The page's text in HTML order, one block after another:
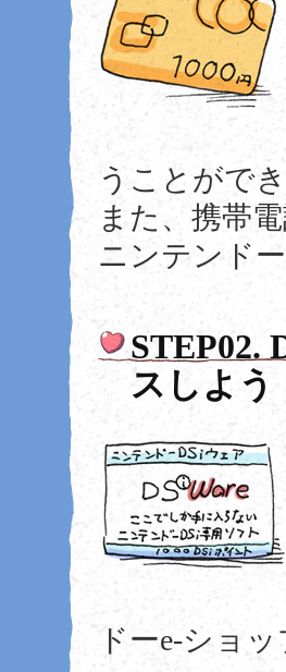
うことができ
また、携帯
ニンテンド
STEP02.
スしよう
ドーe-ショ